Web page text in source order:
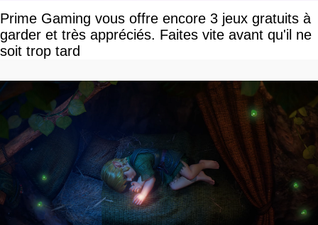
Prime Gaming vous offre encore 3 jeux gratuits à
garder et très appréciés. Faites vite avant qu'il ne
soit trop tard